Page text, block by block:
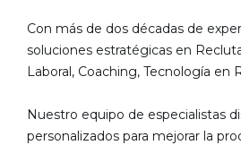
Con más de dos décadas de
soluciones estratégicas en
Laboral, Coaching, Tecnología en
Nuestro equipo de especialistas
personalizados para mejorar la